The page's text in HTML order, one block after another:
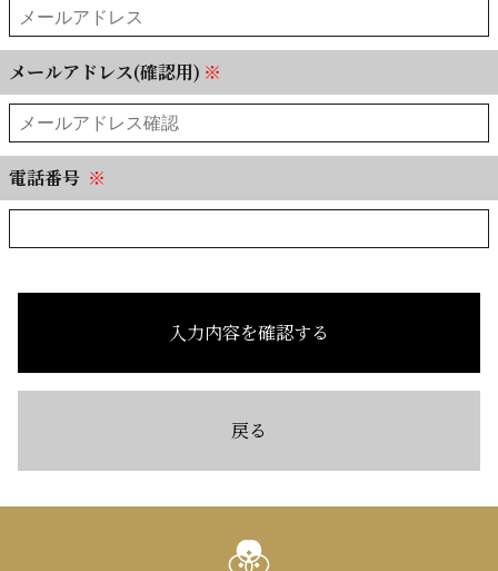
メールアドレス(確認用) ※
電話番号 ※
入力内容を確認する
戻る